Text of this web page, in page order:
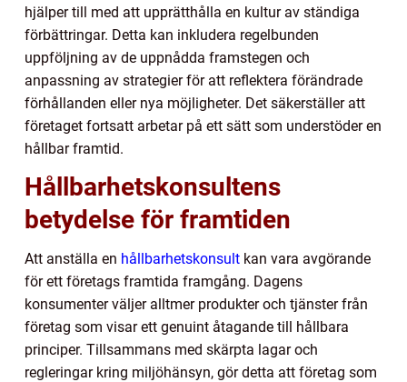
hjälper till med att upprätthålla en kultur av ständiga
förbättringar. Detta kan inkludera regelbunden
uppföljning av de uppnådda framstegen och
anpassning av strategier för att reflektera förändrade
förhållanden eller nya möjligheter. Det säkerställer att
företaget fortsatt arbetar på ett sätt som understöder en
hållbar framtid.
Hållbarhetskonsultens
betydelse för framtiden
Att anställa en hållbarhetskonsult kan vara avgörande
för ett företags framtida framgång. Dagens
konsumenter väljer alltmer produkter och tjänster från
företag som visar ett genuint åtagande till hållbara
principer. Tillsammans med skärpta lagar och
regleringar kring miljöhänsyn, gör detta att företag som